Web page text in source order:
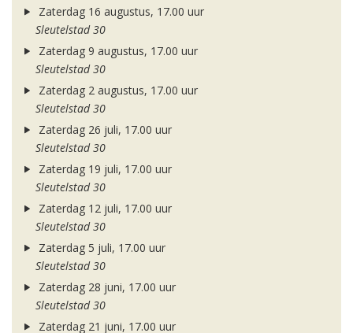
Zaterdag 16 augustus, 17.00 uur
Sleutelstad 30
Zaterdag 9 augustus, 17.00 uur
Sleutelstad 30
Zaterdag 2 augustus, 17.00 uur
Sleutelstad 30
Zaterdag 26 juli, 17.00 uur
Sleutelstad 30
Zaterdag 19 juli, 17.00 uur
Sleutelstad 30
Zaterdag 12 juli, 17.00 uur
Sleutelstad 30
Zaterdag 5 juli, 17.00 uur
Sleutelstad 30
Zaterdag 28 juni, 17.00 uur
Sleutelstad 30
Zaterdag 21 juni, 17.00 uur